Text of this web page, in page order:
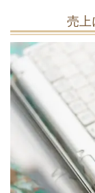
売上